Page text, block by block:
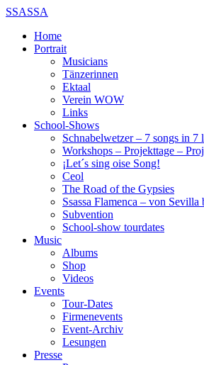
SSASSA
Home
Portrait
Musicians
Tänzerinnen
Ektaal
Verein WOW
Links
School-Shows
Schnabelwetzer – 7 songs in 7
Workshops – Projekttage –
¡Let´s sing oise Song!
Ceol
The Road of the Gypsies
Ssassa Flamenca – von Sevilla
Subvention
School-show tourdates
Music
Albums
Shop
Videos
Events
Tour-Dates
Firmenevents
Event-Archiv
Lesungen
Presse